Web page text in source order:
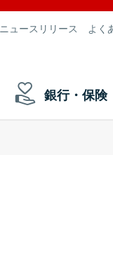
ニュースリリース よく
銀行・保険